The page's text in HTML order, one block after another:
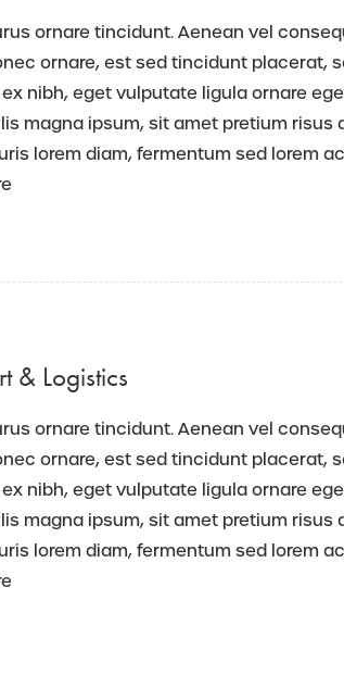
ornare tincidunt. Aenean vel
ornare, est sed tincidunt placerat,
nibh, eget vulputate ligula ornare
magna ipsum, sit amet pretium
lorem diam, fermentum sed lorem
& Logistics
ornare tincidunt. Aenean vel
ornare, est sed tincidunt placerat,
nibh, eget vulputate ligula ornare
magna ipsum, sit amet pretium
lorem diam, fermentum sed lorem